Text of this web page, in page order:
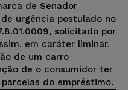
de Senador
urgência postulado no
solicitado por
em caráter liminar,
de um carro
de o consumidor ter
do empréstimo.